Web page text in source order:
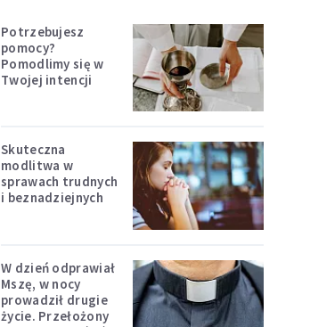
Potrzebujesz
pomocy?
Pomodlimy się w
Twojej intencji
Skuteczna
modlitwa w
sprawach trudnych
i beznadziejnych
W dzień odprawiał
Mszę, w nocy
prowadził drugie
życie. Przełożony